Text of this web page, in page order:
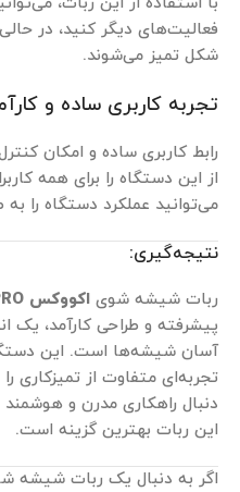
فعالیت‌های دیگر کنید، در
شکل تمیز می‌شوند.
تجربه کاربری ساده و
رابط کاربری ساده و امکان
از این دستگاه را برای همه
می‌توانید عملکرد دستگاه را
نتیجه‌گیری:
ربات شیشه شوی اکووکس WINBOT W1 PRO
پیشرفته و طراحی کارآمد، یک
آسان شیشه‌ها است. این
تجربه‌ای متفاوت از تمیزکاری
دنبال راهکاری مدرن و
این ربات بهترین گزینه است.
اگر به دنبال یک ربات شیشه